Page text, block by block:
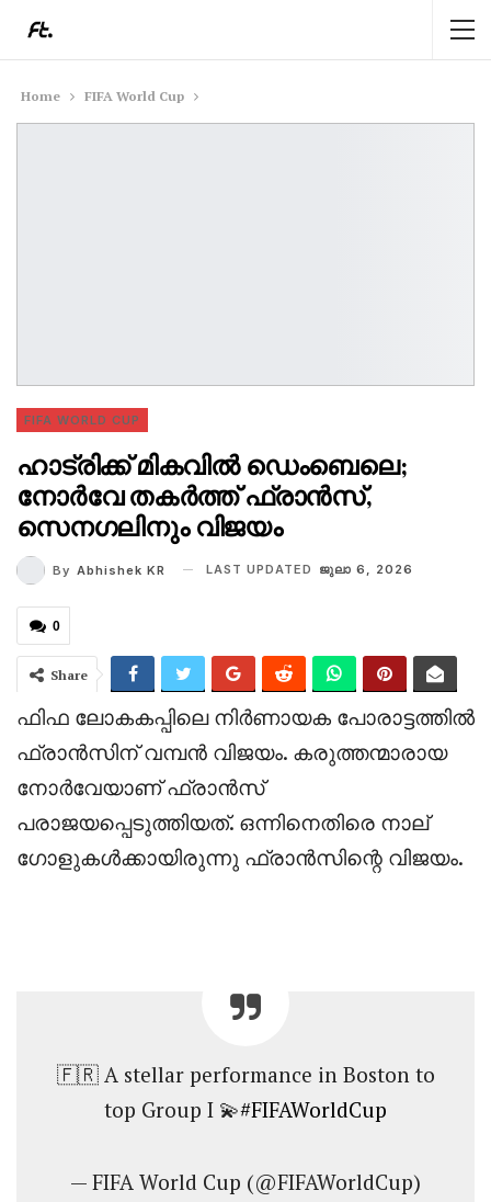
Home FIFA World Cup
FIFA WORLD CUP
ഹാട്രിക്ക് മികവിൽ ഡെംബെലെ;
നോർവേ തകർത്ത് ഫ്രാൻസ്,
സെനഗലിനും വിജയം
By Abhishek KR LAST UPDATED ജുലാ 6, 2026
0
Share
‎ഫിഫ ലോകകപ്പിലെ നിർണായക പോരാട്ടത്തിൽ
ഫ്രാൻസിന് വമ്പൻ വിജയം. കരുത്തന്മാരായ
നോർവേയാണ് ഫ്രാൻസ്
പരാജയപ്പെടുത്തിയത്. ഒന്നിനെതിരെ നാല്
ഗോളുകൾക്കായിരുന്നു ഫ്രാൻസിന്റെ വിജയം.
🇫🇷 A stellar performance in Boston to
top Group I 💫#FIFAWorldCup
— FIFA World Cup (@FIFAWorldCup)